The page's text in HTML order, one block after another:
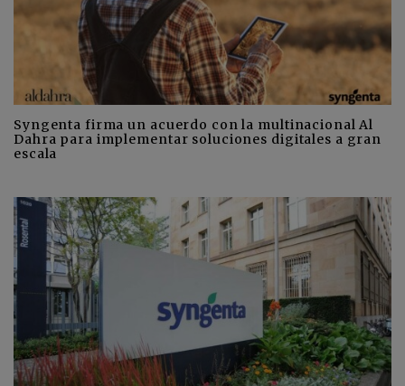
Syngenta firma un acuerdo con la multinacional Al
Dahra para implementar soluciones digitales a gran
escala